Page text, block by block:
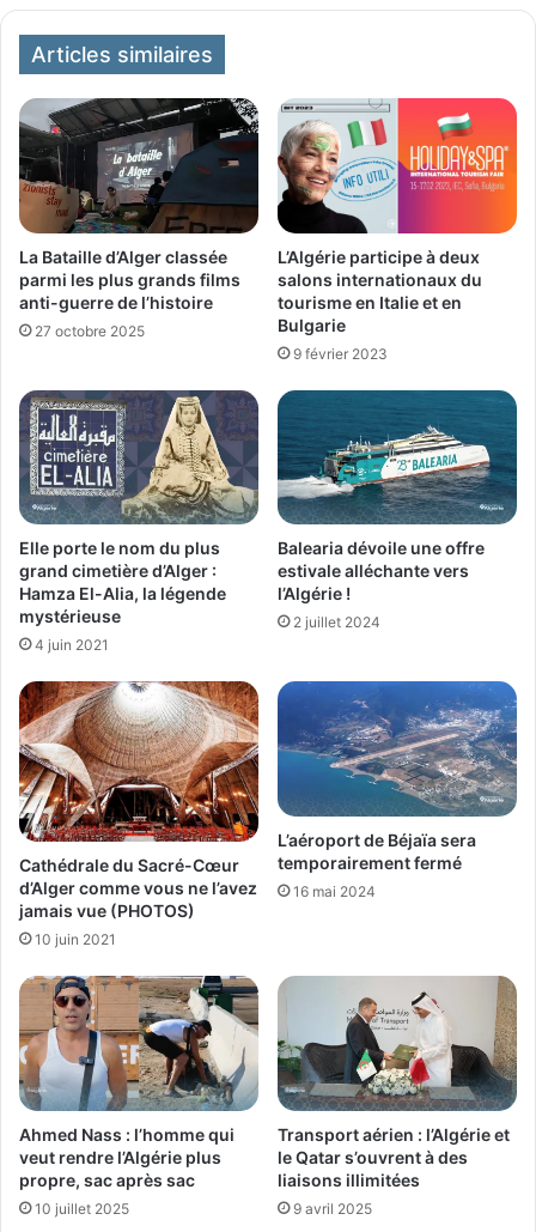
Articles similaires
La Bataille d’Alger classée
parmi les plus grands films
anti-guerre de l’histoire
27 octobre 2025
L’Algérie participe à deux
salons internationaux du
tourisme en Italie et en
Bulgarie
9 février 2023
Elle porte le nom du plus
grand cimetière d’Alger :
Hamza El-Alia, la légende
mystérieuse
4 juin 2021
Balearia dévoile une offre
estivale alléchante vers
l’Algérie !
2 juillet 2024
Cathédrale du Sacré-Cœur
d’Alger comme vous ne l’avez
jamais vue (PHOTOS)
10 juin 2021
L’aéroport de Béjaïa sera
temporairement fermé
16 mai 2024
Ahmed Nass : l’homme qui
veut rendre l’Algérie plus
propre, sac après sac
10 juillet 2025
Transport aérien : l’Algérie et
le Qatar s’ouvrent à des
liaisons illimitées
9 avril 2025